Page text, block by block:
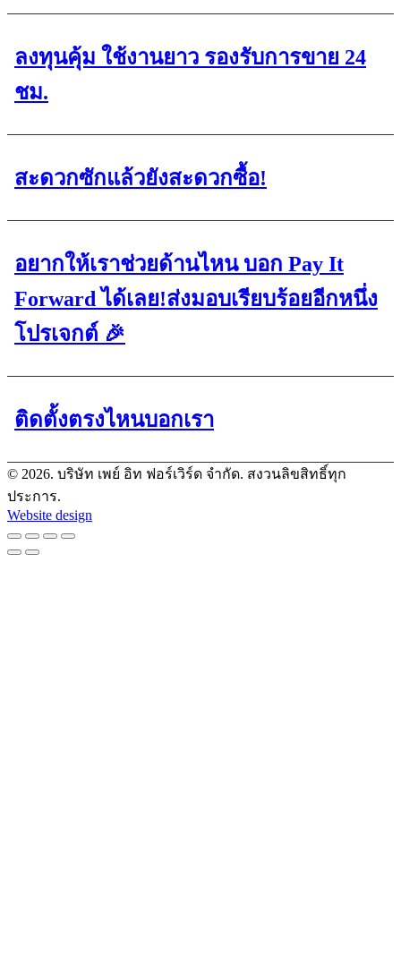
ลงทุนคุ้ม ใช้งานยาว รองรับการขาย 24
ชม.
สะดวกซักแล้วยังสะดวกซื้อ!
อยากให้เราช่วยด้านไหน บอก Pay It
Forward ได้เลย!ส่งมอบเรียบร้อยอีกหนึ่ง
โปรเจกต์ 🎉
ติดตั้งตรงไหนบอกเรา
© 2026. บริษัท เพย์ อิท ฟอร์เวิร์ด จำกัด. สงวนลิขสิทธิ์ทุก
ประการ.
Website design